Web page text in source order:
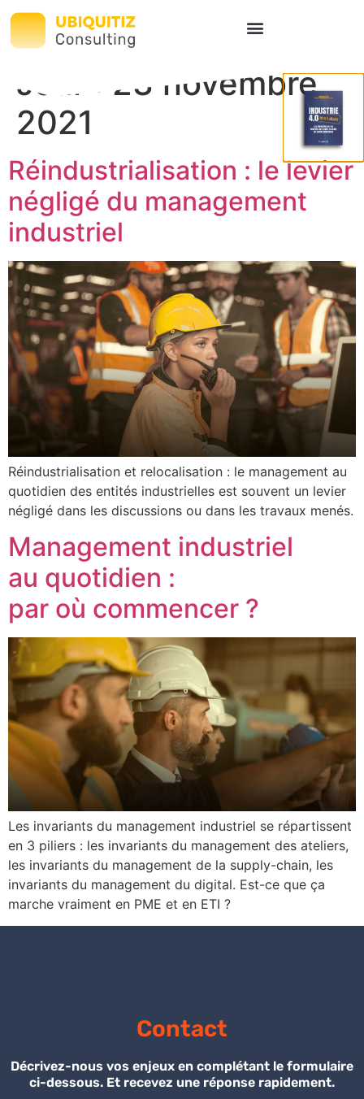
Jour : 23 novembre
2021
Réindustrialisation : le levier
négligé du management
industriel
Réindustrialisation et relocalisation : le management au
quotidien des entités industrielles est souvent un levier
négligé dans les discussions ou dans les travaux menés.
Management industriel
au quotidien :
par où commencer ?
Les invariants du management industriel se répartissent
en 3 piliers : les invariants du management des ateliers,
les invariants du management de la supply-chain, les
invariants du management du digital. Est-ce que ça
marche vraiment en PME et en ETI ?
Contact
Décrivez-nous vos enjeux en complétant le formulaire
ci-dessous. Et recevez une réponse rapidement.